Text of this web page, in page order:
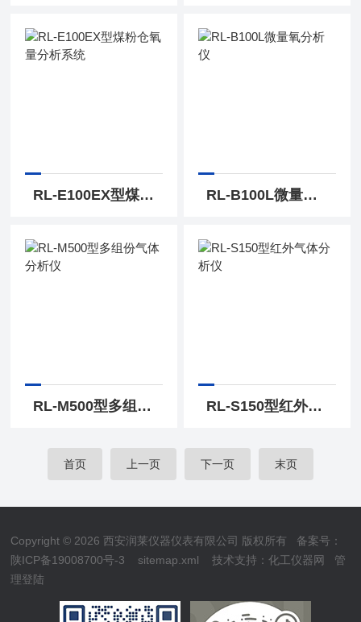
RL-E100EX型煤粉仓氧量分析系统 RL-B100L微量氧分析仪
RL-M500型多组份气体分析仪 RL-S150型红外气体分析仪
首页 上一页 下一页 末页
Copyright © 2026 西安润莱仪器仪表有限公司 版权所有 备案号：
陕ICP备19008700号-3
sitemap.xml 技术支持：化工仪器网
管
理登陆